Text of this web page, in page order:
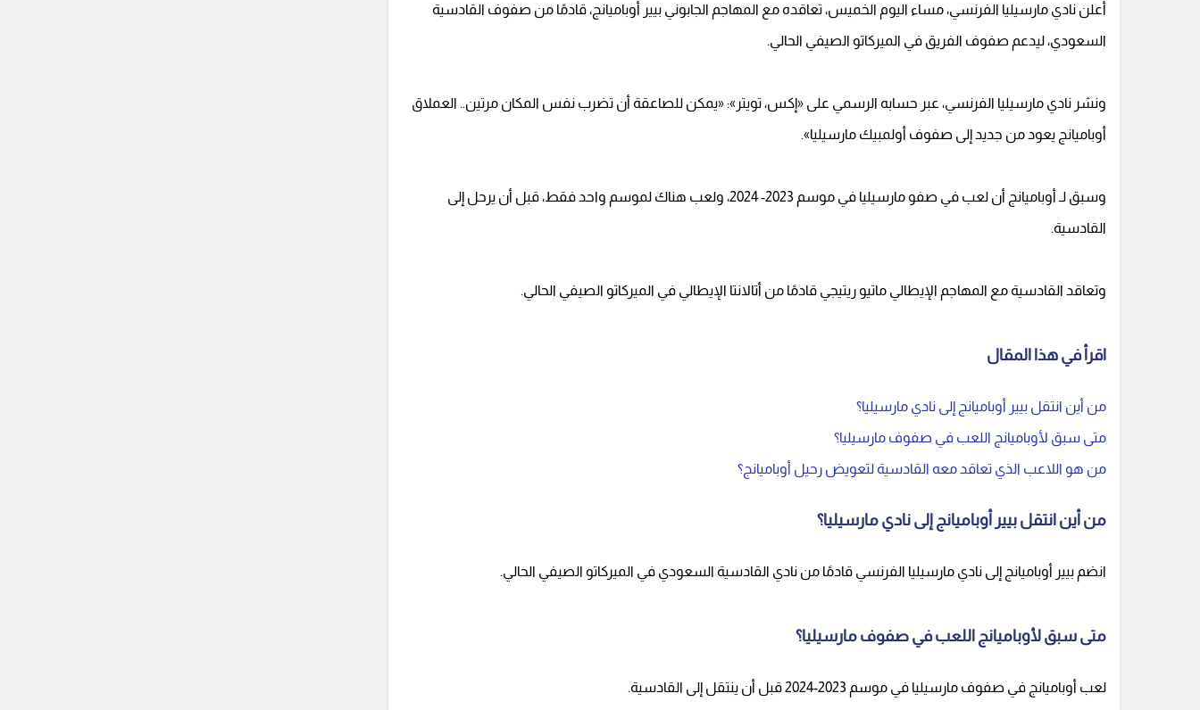
أعلن نادي مارسيليا الفرنسي، مساء اليوم الخميس، تعاقده مع المهاجم الجابوني بيير أوباميانج، قادمًا من صفوف القادسية
السعودي، ليدعم صفوف الفريق في الميركاتو الصيفي الحالي.
ونشر نادي مارسيليا الفرنسي، عبر حسابه الرسمي على «إكس، تويتر»: «يمكن للصاعقة أن تضرب نفس المكان مرتين.. العملاق
أوباميانج يعود من جديد إلى صفوف أولمبيك مارسيليا».
وسبق لـ أوباميانج أن لعب في صفو مارسيليا في موسم 2023- 2024، ولعب هناك لموسم واحد فقط، قبل أن يرحل إلى
القادسية.
وتعاقد القادسية مع المهاجم الإيطالي ماتيو ريتيجي قادمًا من أتالانتا الإيطالي في الميركاتو الصيفي الحالي.
اقرأ في هذا المقال
من أين انتقل بيير أوباميانج إلى نادي مارسيليا؟
متى سبق لأوباميانج اللعب في صفوف مارسيليا؟
من هو اللاعب الذي تعاقد معه القادسية لتعويض رحيل أوباميانج؟
من أين انتقل بيير أوباميانج إلى نادي مارسيليا؟
انضم بيير أوباميانج إلى نادي مارسيليا الفرنسي قادمًا من نادي القادسية السعودي في الميركاتو الصيفي الحالي.
متى سبق لأوباميانج اللعب في صفوف مارسيليا؟
لعب أوباميانج في صفوف مارسيليا في موسم 2023-2024 قبل أن ينتقل إلى القادسية.